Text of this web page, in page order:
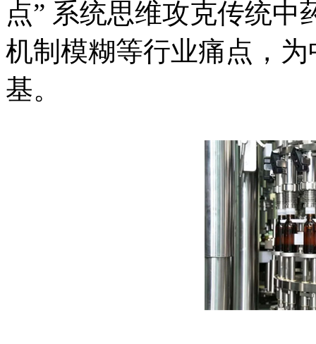
点” 系统思维攻克传统
机制模糊等行业痛点，
基。